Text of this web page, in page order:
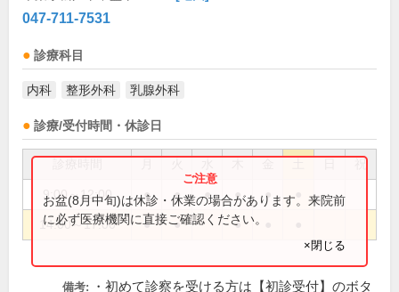
047-711-7531
診療科目
内科 整形外科 乳腺外科
診療/受付時間・休診日
祝
9:00～12:00 ● ● ● ● ●
14:00～17:00 ● ● ●
お盆(8月中旬)は休診・休業の場合があります。来院前
に必ず医療機関に直接ご確認ください。
×閉じる
備考:
・初めて診察を受ける方は【初診受付】のボタ